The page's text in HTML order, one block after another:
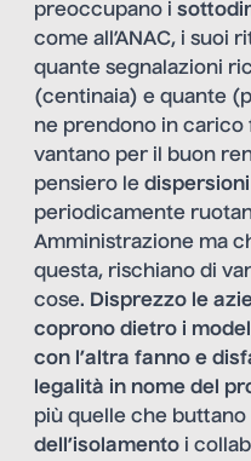
preoccupano i
come all’ANAC, i suoi
quante segnalazioni
(centinaia) e quante
ne prendono in carico
vantano per il buon
pensiero le
periodicamente
Amministrazione ma
questa, rischiano di
cose. Disprezzo le
coprono dietro i
con l’altra fanno e
legalità in nome del
più quelle che buttano
dell’isolamento i